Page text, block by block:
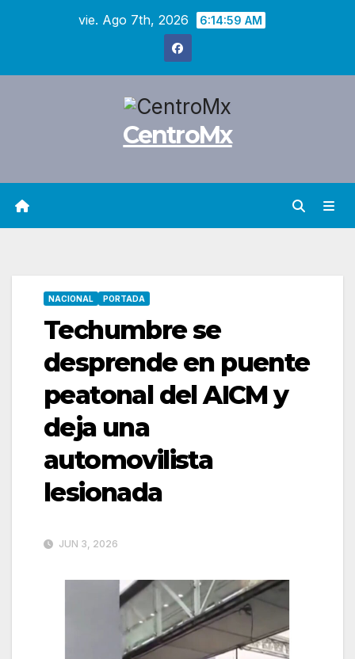
vie. Ago 7th, 2026 6:15:00 AM
CentroMx
NACIONAL PORTADA
Techumbre se
desprende en puente
peatonal del AICM y
deja una
automovilista
lesionada
JUN 3, 2026